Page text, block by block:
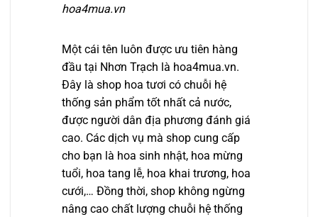
hoa4mua.vn
Một cái tên luôn được ưu tiên hàng
đầu tại Nhơn Trạch là hoa4mua.vn.
Đây là shop hoa tươi có chuỗi hệ
thống sản phẩm tốt nhất cả nước,
được người dân địa phương đánh giá
cao. Các dịch vụ mà shop cung cấp
cho bạn là hoa sinh nhật, hoa mừng
tuổi, hoa tang lễ, hoa khai trương, hoa
cưới,… Đồng thời, shop không ngừng
nâng cao chất lượng chuỗi hệ thống